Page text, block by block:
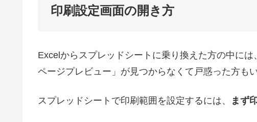
印刷設定画面の開き方
Excelからスプレッドシートに乗り換えた方の中に
ページプレビュー」が見つからなくて戸惑った方も
スプレッドシートで印刷範囲を設定するには、 まず